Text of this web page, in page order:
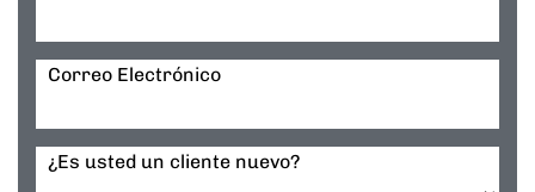
Correo Electrónico
¿Es usted un cliente nuevo?